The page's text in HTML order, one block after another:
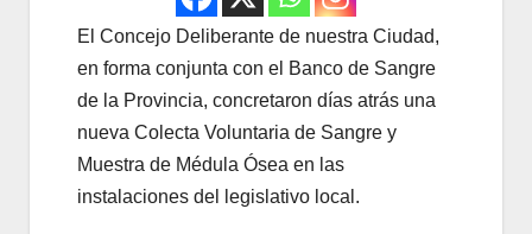
El Concejo Deliberante de nuestra Ciudad,
en forma conjunta con el Banco de Sangre
de la Provincia, concretaron días atrás una
nueva Colecta Voluntaria de Sangre y
Muestra de Médula Ósea en las
instalaciones del legislativo local.